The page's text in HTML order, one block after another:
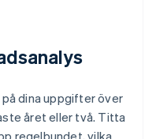
dina uppgifter över
året eller två. Titta